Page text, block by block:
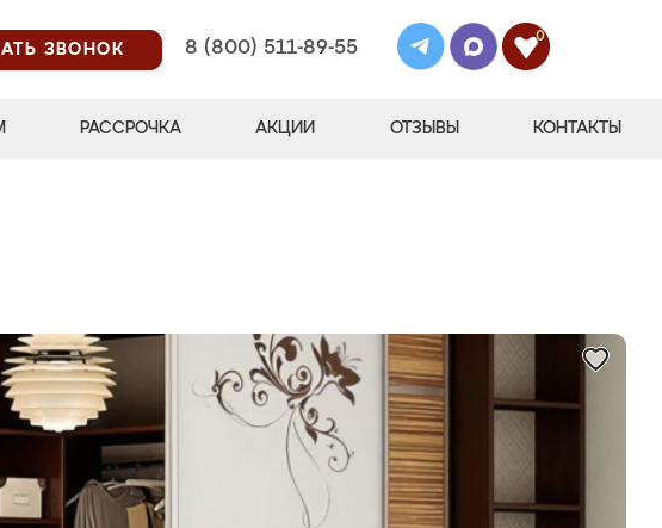
ЗВОНОК
8 (800) 511-89-55
0
РАССРОЧКА АКЦИИ ОТЗЫВЫ КОНТАКТЫ